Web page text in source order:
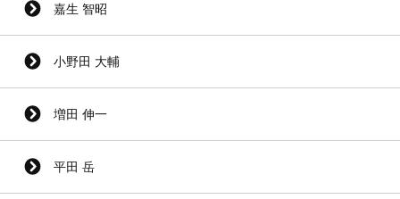
嘉生 智昭
小野田 大輔
増田 伸一
平田 岳